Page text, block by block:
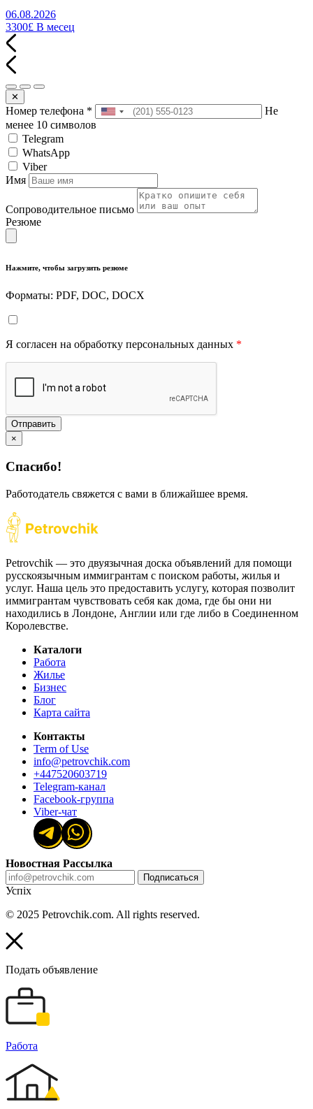
06.08.2026
3300£ В месец
✕
Номер телефона *
Не
менее 10 символов
Telegram
WhatsApp
Viber
Имя
Сопроводительное письмо
Резюме
Нажмите, чтобы загрузить резюме
Форматы: PDF, DOC, DOCX
Я согласен на обработку персональных данных *
Отправить
×
Спасибо!
Работодатель свяжется с вами в ближайшее время.
Petrovchik — это двуязычная доска объявлений для помощи
русскоязычным иммигрантам с поиском работы, жилья и
услуг. Наша цель это предоставить услугу, которая позволит
иммигрантам чувствовать себя как дома, где бы они ни
находились в Лондоне, Англии или где либо в Соединенном
Королевстве.
Каталоги
Работа
Жилье
Бизнес
Блог
Карта сайта
Контакты
Term of Use
info@petrovchik.com
+447520603719
Telegram-канал
Facebook-группа
Viber-чат
Новостная Рассылка
Подписаться
Успіх
© 2025 Petrovchik.com. All rights reserved.
Подать объявление
Работа